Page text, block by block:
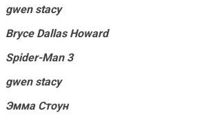
gwen stacy
Bryce Dallas Howard
Spider-Man 3
gwen stacy
Эмма Стоун